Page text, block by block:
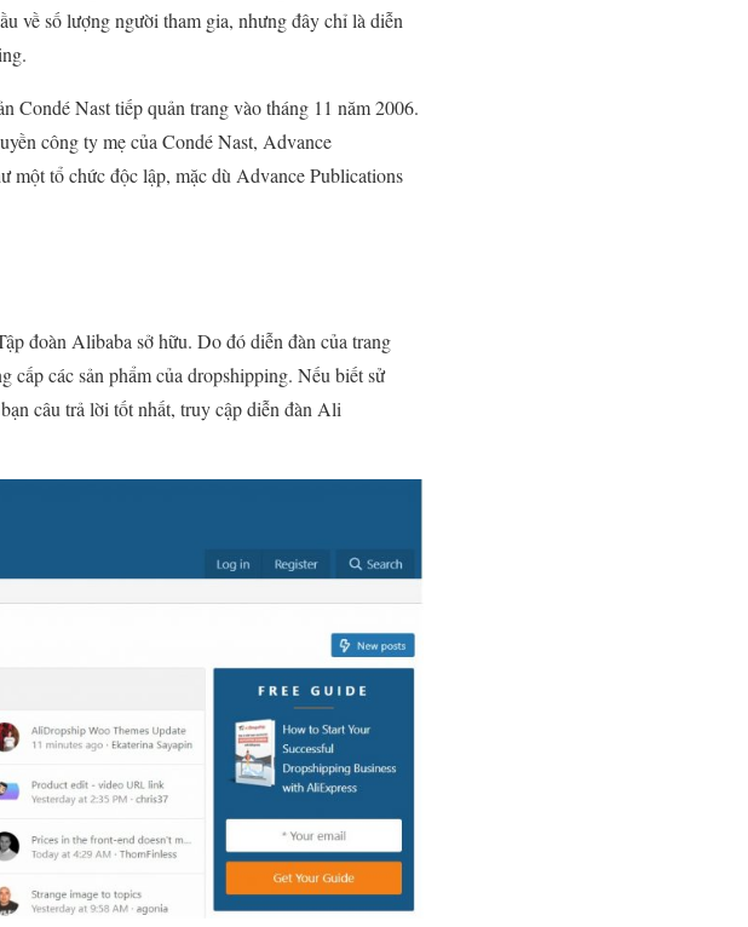
về số lượng người tham gia, nhưng đây chỉ là diễn
Condé Nast tiếp quản trang vào tháng 11 năm 2006.
công ty mẹ của Condé Nast, Advance
một tổ chức độc lập, mặc dù Advance Publications
đoàn Alibaba sở hữu. Do đó diễn đàn của trang
các sản phẩm của dropshipping. Nếu biết sử
câu trả lời tốt nhất, truy cập diễn đàn Ali